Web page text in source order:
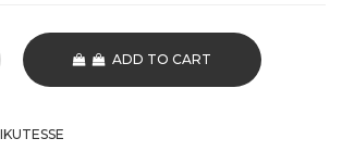
ADD TO CART